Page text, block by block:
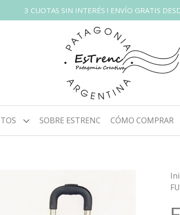
3 CUOTAS SIN INTERÉS l ENVÍO GRATIS
SOBRE ESTRENC CÓMO COMPRAR